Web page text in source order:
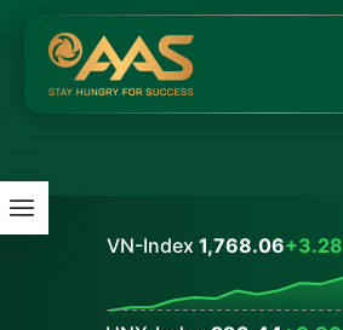
VN-Index 1,768.06+3.28